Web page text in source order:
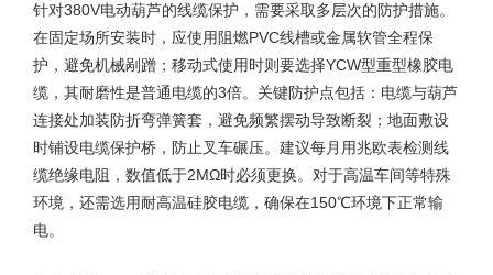
针对380V电动葫芦的线缆保护，需要采取多层次的防护措施。
在固定场所安装时，应使用阻燃PVC线槽或金属软管全程保
护，避免机械剐蹭；移动式使用时则要选择YCW型重型橡胶电
缆，其耐磨性是普通电缆的3倍。关键防护点包括：电缆与葫芦
连接处加装防折弯弹簧套，避免频繁摆动导致断裂；地面敷设
时铺设电缆保护桥，防止叉车碾压。建议每月用兆欧表检测线
缆绝缘电阻，数值低于2MΩ时必须更换。对于高温车间等特殊
环境，还需选用耐高温硅胶电缆，确保在150℃环境下正常输
电。